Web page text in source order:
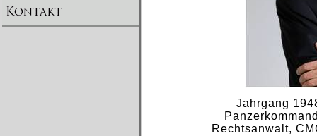
Jahrgang
Rechtsanwalt,